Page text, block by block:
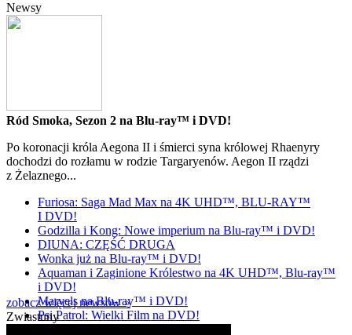
Newsy
Ród Smoka, Sezon 2 na Blu-ray™ i DVD!
Po koronacji króla Aegona II i śmierci syna królowej Rhaenyry
dochodzi do rozłamu w rodzie Targaryenów. Aegon II rządzi
z Żelaznego...
Furiosa: Saga Mad Max na 4K UHD™, BLU-RAY™
I DVD!
Godzilla i Kong: Nowe imperium na Blu-ray™ i DVD!
DIUNA: CZĘŚĆ DRUGA
Wonka już na Blu-ray™ i DVD!
Aquaman i Zaginione Królestwo na 4K UHD™, Blu-ray™
i DVD!
Marvels na Blu-ray™ i DVD!
Psi Patrol: Wielki Film na DVD!
zobacz więcej newsów »
Zwiastuny